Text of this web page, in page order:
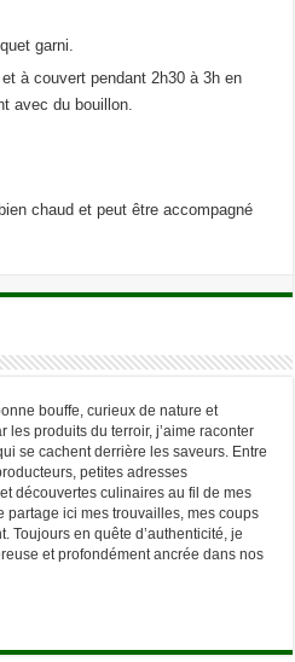
garni.
à couvert pendant 2h30 à 3h en
avec du bouillon.
chaud et peut être accompagné
bouffe, curieux de nature et
les produits du terroir, j’aime raconter
se cachent derrière les saveurs. Entre
petites adresses
découvertes culinaires au fil de mes
partage ici mes trouvailles, mes coups
Toujours en quête d’authenticité, je
et profondément ancrée dans nos